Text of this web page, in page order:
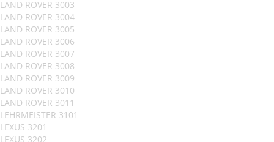
LAND ROVER 3003
LAND ROVER 3004
LAND ROVER 3005
LAND ROVER 3006
LAND ROVER 3007
LAND ROVER 3008
LAND ROVER 3009
LAND ROVER 3010
LAND ROVER 3011
LEHRMEISTER 3101
LEXUS 3201
LEXUS 3202